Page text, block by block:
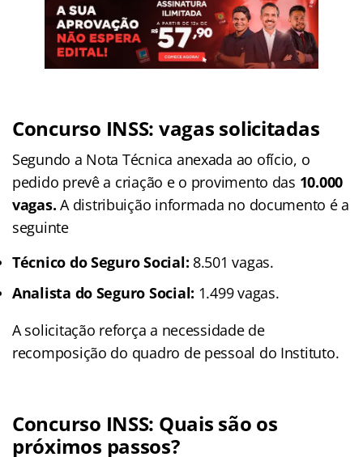
Concurso INSS: vagas solicitadas
Segundo a Nota Técnica anexada ao ofício, o
pedido prevê a criação e o provimento das 10.000
vagas. A distribuição informada no documento é a
seguinte
Técnico do Seguro Social: 8.501 vagas.
Analista do Seguro Social: 1.499 vagas.
A solicitação reforça a necessidade de
recomposição do quadro de pessoal do Instituto.
Concurso INSS: Quais são os
próximos passos?